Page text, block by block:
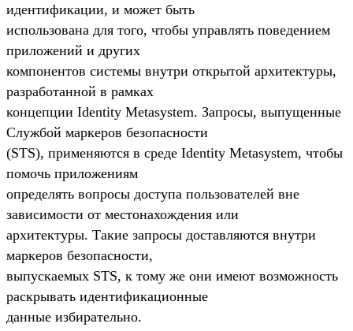
идентификации, и может быть
использована для того, чтобы управлять поведением
приложений и других
компонентов системы внутри открытой архитектуры,
разработанной в рамках
концепции Identity Metasystem. Запросы, выпущенные
Службой маркеров безопасности
(STS), применяются в среде Identity Metasystem, чтобы
помочь приложениям
определять вопросы доступа пользователей вне
зависимости от местонахождения или
архитектуры. Такие запросы доставляются внутри
маркеров безопасности,
выпускаемых STS, к тому же они имеют возможность
раскрывать идентификационные
данные избирательно.